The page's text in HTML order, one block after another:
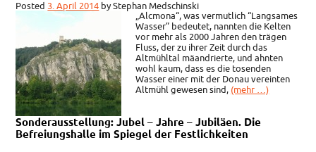
Posted 3. April 2014 byStephan Medschinski
„Alcmona“, was vermutlich “Langsames
Wasser” bedeutet, nannten die Kelten
vor mehr als 2000 Jahren den trägen
Fluss, der zu ihrer Zeit durch das
Altmühltal mäandrierte, und ahnten
wohl kaum, dass es die tosenden
Wasser einer mit der Donau vereinten
Altmühl gewesen sind, (mehr …)
Sonderausstellung: Jubel – Jahre – Jubiläen. Die
Befreiungshalle im Spiegel der Festlichkeiten